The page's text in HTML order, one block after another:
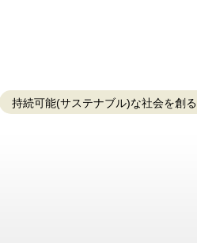
持続可能(サステナブル)な社会を創る